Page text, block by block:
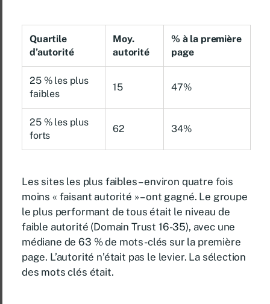
Quartile
d’autorité
Moy.
autorité
% à la première
page
25 % les plus
faibles
15 47%
25 % les plus
forts
62 34%
Les sites les plus faibles – environ quatre fois
moins « faisant autorité » – ont gagné. Le groupe
le plus performant de tous était le niveau de
faible autorité (Domain Trust 16-35), avec une
médiane de 63 % de mots-clés sur la première
page. L’autorité n’était pas le levier. La sélection
des mots clés était.